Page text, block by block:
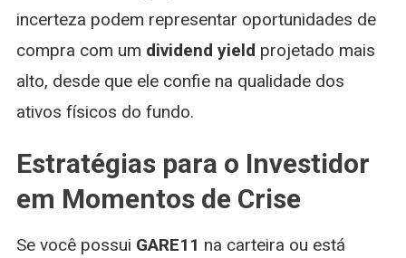
incerteza podem representar oportunidades de
compra com um dividend yield projetado mais
alto, desde que ele confie na qualidade dos
ativos físicos do fundo.
Estratégias para o Investidor
em Momentos de Crise
Se você possui GARE11 na carteira ou está